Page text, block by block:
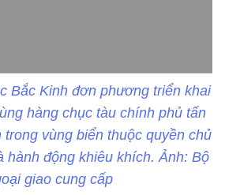
Bắc Kinh đơn phương triển khai
hàng chục tàu chính phủ tấn
trong vùng biển thuộc quyền chủ
hành động khiêu khích. Ảnh: Bộ
giao cung cấp